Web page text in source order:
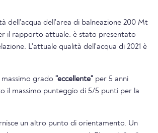
dell'acqua dell'area di balneazione 200 Mt
il rapporto attuale. è stato presentato
L'attuale qualità dell'acqua di 2021 è
grado "eccellente" per 5 anni
il massimo punteggio di 5/5 punti per la
un altro punto di orientamento. Un